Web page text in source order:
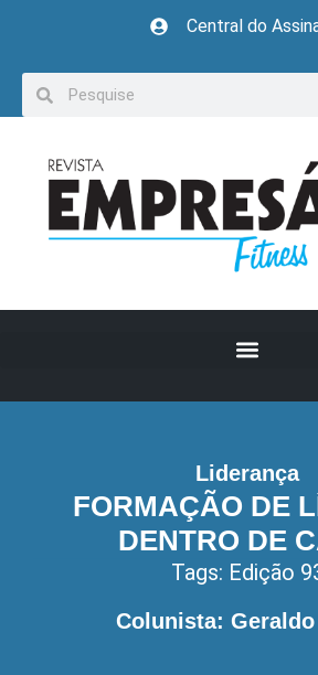
Central do
Liderança
FORMAÇÃO DE
DENTRO DE
Tags: Edição
Colunista: